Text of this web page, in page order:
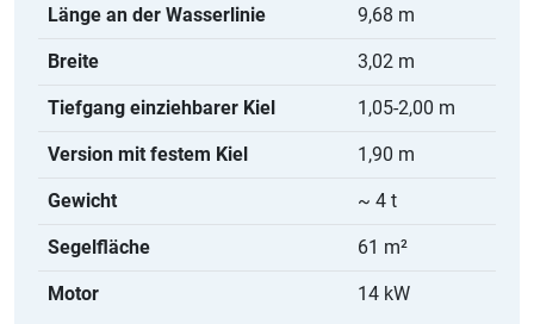
Länge an der Wasserlinie 9,68 m
Breite 3,02 m
Tiefgang einziehbarer Kiel 1,05-2,00 m
Version mit festem Kiel 1,90 m
Gewicht ~ 4 t
Segelfläche 61 m²
Motor 14 kW